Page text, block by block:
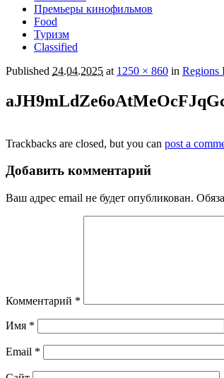
Премьеры кинофильмов
Food
Туризм
Сlassified
Published 24.04.2025 at 1250 × 860 in Regions
Trackbacks are closed, but you can post a
Добавить комментарий
Ваш адрес email не будет опубликован.
Комментарий *
Имя *
Email *